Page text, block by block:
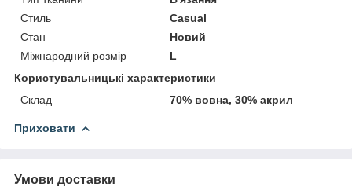
Стиль
Casual
Стан
Новий
Міжнародний розмір
L
Користувальницькі характеристики
Склад
70% вовна, 30% акрил
Приховати
Умови доставки